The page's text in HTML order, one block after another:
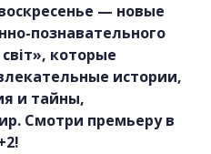
— новые
познавательного
которые
истории,
и тайны,
Смотри премьеру в